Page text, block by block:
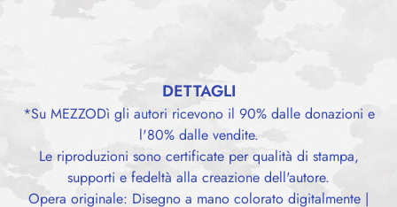
DETTAGLI
*Su MEZZODì gli autori ricevono il 90% dalle donazioni e
l'80% dalle vendite.
Le riproduzioni sono certificate per qualità di stampa,
supporti e fedeltà alla creazione dell'autore.
Opera originale: Disegno a mano colorato digitalmente |